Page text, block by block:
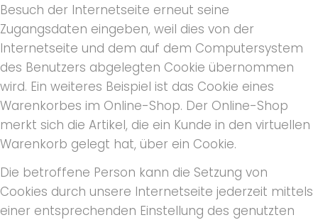
Besuch der Internetseite erneut seine
Zugangsdaten eingeben, weil dies von der
Internetseite und dem auf dem Computersystem
des Benutzers abgelegten Cookie übernommen
wird. Ein weiteres Beispiel ist das Cookie eines
Warenkorbes im Online-Shop. Der Online-Shop
merkt sich die Artikel, die ein Kunde in den virtuellen
Warenkorb gelegt hat, über ein Cookie.
Die betroffene Person kann die Setzung von
Cookies durch unsere Internetseite jederzeit mittels
einer entsprechenden Einstellung des genutzten